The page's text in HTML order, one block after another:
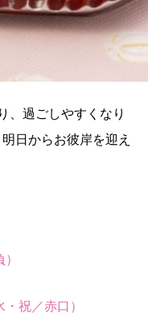
、過ごしやすくなり
日からお彼岸を迎え
祝／赤口）